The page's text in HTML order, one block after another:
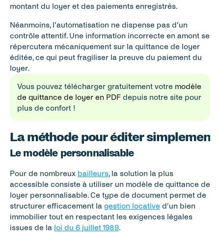
montant du loyer et des paiements enregistrés.
Néanmoins, l’automatisation ne dispense pas d’un
contrôle attentif. Une information incorrecte en amont se
répercutera mécaniquement sur la quittance de loyer
éditée, ce qui peut fragiliser la preuve du paiement du
loyer.
Vous pouvez télécharger gratuitement votre modèle
de quittance de loyer en PDF depuis notre site pour
plus de confort !
La méthode pour éditer simplement
Le modèle personnalisable
Pour de nombreux bailleurs, la solution la plus
accessible consiste à utiliser un modèle de quittance de
loyer personnalisable. Ce type de document permet de
structurer efficacement la gestion locative d’un bien
immobilier tout en respectant les exigences légales
issues de la loi du 6 juillet 1989.